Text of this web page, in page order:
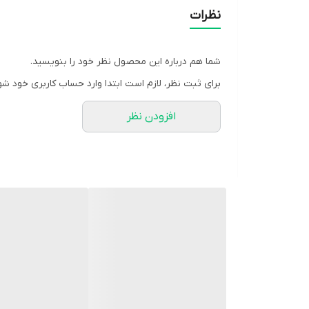
نظرات
شما هم درباره این محصول نظر خود را بنویسید.
برای ثبت نظر، لازم است ابتدا وارد حساب کاربری خود
افزودن نظر